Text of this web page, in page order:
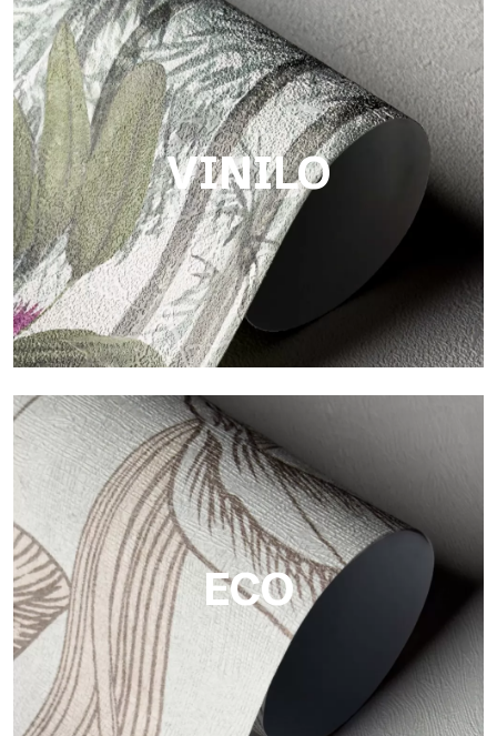
Touch
Acabado con trama fibrosa e irregular, con una textura suave
que aporta calidez y autenticidad a la superficie.
VINILO
Vinilo
Los acabados vinílicos de los papeles pintados de
Tecnografica ofrecen superficies resistentes, texturizadas y
visualmente sofisticadas.
ECO